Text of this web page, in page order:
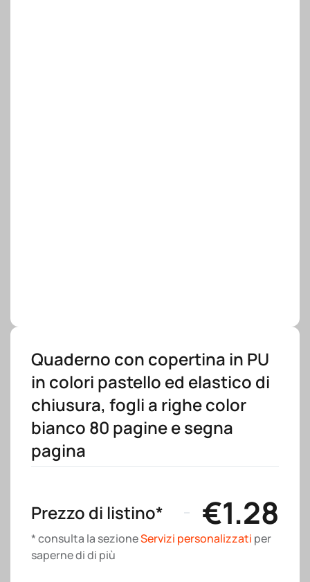
Quaderno con copertina in PU
in colori pastello ed elastico di
chiusura, fogli a righe color
bianco 80 pagine e segna
pagina
Prezzo di listino* €1.28
* consulta la sezioneServizi personalizzati per
saperne di di più